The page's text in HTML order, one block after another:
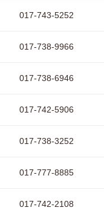
017-743-5252
017-738-9966
017-738-6946
017-742-5906
017-738-3252
017-777-8885
017-742-2108